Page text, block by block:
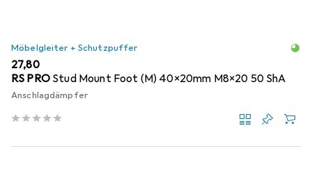
Möbelgleiter + Schutzpuffer
EUR
27,80
RS PRO Stud Mount Foot (M) 40x20mm M8x20 50 ShA
Anschlagdämpfer